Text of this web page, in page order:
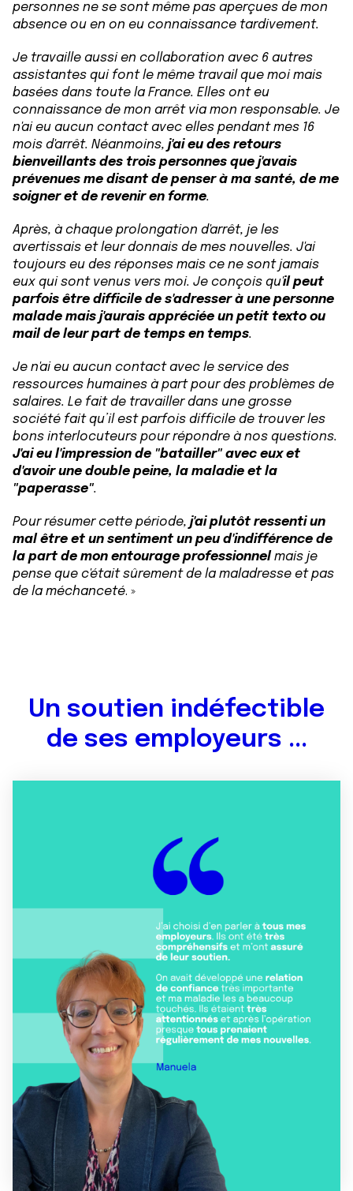
personnes ne se sont même pas aperçues de mon
absence ou en on eu connaissance tardivement.
Je travaille aussi en collaboration avec 6 autres
assistantes qui font le même travail que moi mais
basées dans toute la France. Elles ont eu
connaissance de mon arrêt via mon responsable. Je
n'ai eu aucun contact avec elles pendant mes 16
mois d'arrêt. Néanmoins, j'ai eu des retours
bienveillants des trois personnes que j'avais
prévenues me disant de penser à ma santé, de me
soigner et de revenir en forme.
Après, à chaque prolongation d'arrêt, je les
avertissais et leur donnais de mes nouvelles. J'ai
toujours eu des réponses mais ce ne sont jamais
eux qui sont venus vers moi. Je conçois qu'il peut
parfois être difficile de s'adresser à une personne
malade mais j'aurais appréciée un petit texto ou
mail de leur part de temps en temps.
Je n'ai eu aucun contact avec le service des
ressources humaines à part pour des problèmes de
salaires. Le fait de travailler dans une grosse
société fait qu’il est parfois difficile de trouver les
bons interlocuteurs pour répondre à nos questions.
J'ai eu l'impression de "batailler" avec eux et
d'avoir une double peine, la maladie et la
"paperasse".
Pour résumer cette période, j'ai plutôt ressenti un
mal être et un sentiment un peu d'indifférence de
la part de mon entourage professionnel mais je
pense que c'était sûrement de la maladresse et pas
de la méchanceté. »
Un soutien indéfectible
de ses employeurs ...